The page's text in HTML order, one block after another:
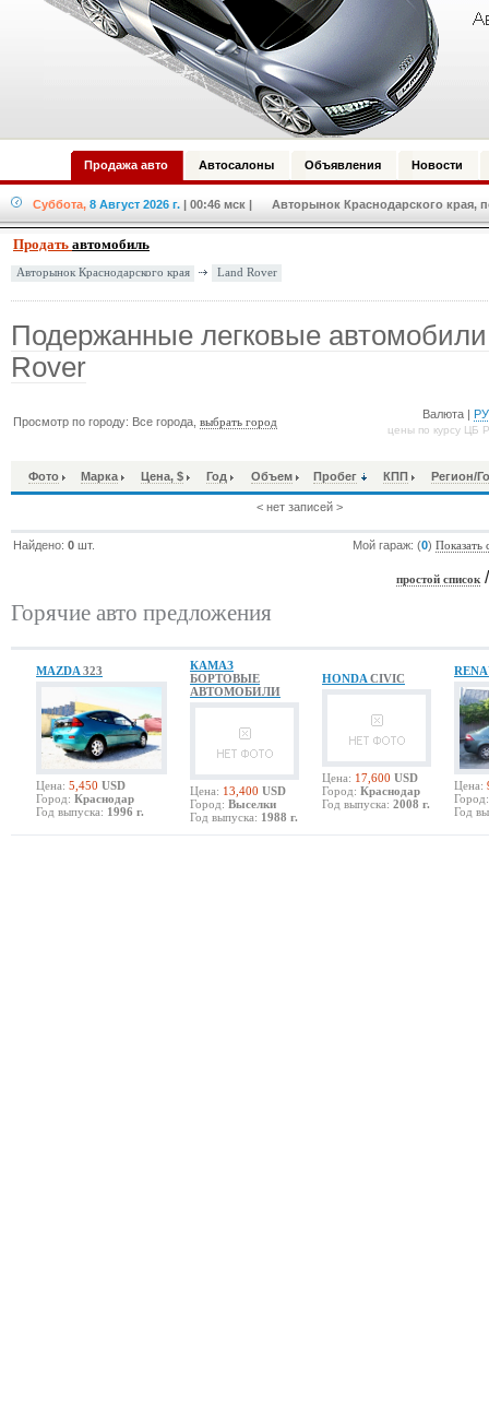
Продажа авто Автосалоны Объявления Новости
Суббота, 8 Август 2026 г. | 00:46 мск | Авторынок Краснодарского края,
Продать автомобиль
Авторынок Краснодарского края Land Rover
Подержанные легковые
Rover
Просмотр по городу: Все города,выбрать город
Валюта |
цены по курсу ЦБ
Фото Марка Цена, $ Год Объем Пробег КПП Регион/
< нет записей >
Найдено:0 шт. Мой гараж: (0)Показать
простой список
Горячие авто предложения
MAZDA 323
Цена: 5,450 USD
Город: Краснодар
Год выпуска: 1996 г.
КАМАЗ
БОРТОВЫЕ
АВТОМОБИЛИ
Цена: 13,400 USD
Город: Выселки
Год выпуска: 1988 г.
HONDA CIVIC
Цена: 17,600 USD
Город: Краснодар
Год выпуска: 2008 г.
Цена:
Город:
Год